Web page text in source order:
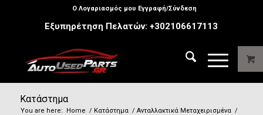
Ο Λογαριασμός μου Εγγραφή/Σύνδεση
Εξυπηρέτηση Πελατών:+302106617113
Κατάστημα
You are here: Home / Κατάστημα / Ανταλλακτικά Μεταχειρισμένα /